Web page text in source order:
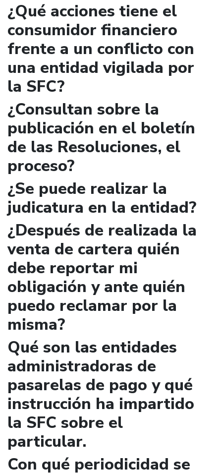
¿Qué acciones tiene el
consumidor financiero
frente a un conflicto con
una entidad vigilada por
la SFC?
¿Consultan sobre la
publicación en el boletín
de las Resoluciones, el
proceso?
¿Se puede realizar la
judicatura en la entidad?
¿Después de realizada la
venta de cartera quién
debe reportar mi
obligación y ante quién
puedo reclamar por la
misma?
Qué son las entidades
administradoras de
pasarelas de pago y qué
instrucción ha impartido
la SFC sobre el
particular.
Con qué periodicidad se